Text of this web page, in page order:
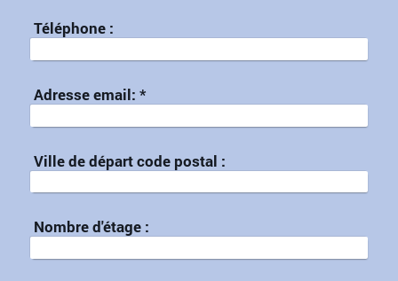
Téléphone :
Adresse email: *
Ville de départ code postal :
Nombre d'étage :